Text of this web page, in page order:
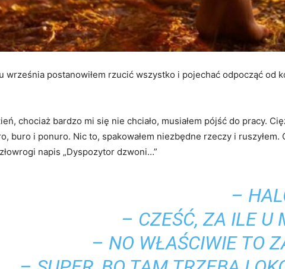
września postanowiłem rzucić wszystko i pojechać odpocząć od
chociaż bardzo mi się nie chciało, musiałem pójść do pracy.
buro i ponuro. Nic to, spakowałem niezbędne rzeczy i
napis „Dyspozytor dzwoni…”
–
– CZEŚĆ, ZA ILE U
– NO WŁAŚCIWIE TO